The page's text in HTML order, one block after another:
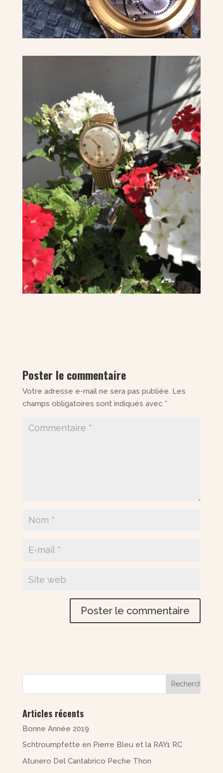
Poster le commentaire
Votre adresse e-mail ne sera pas publiée. Les
champs obligatoires sont indiqués avec *
Articles récents
Bonne Année 2019
Schtroumpfette en Pierre Bleu et la RAY1 RC
Atunero Del Cantabrico Peche Thon